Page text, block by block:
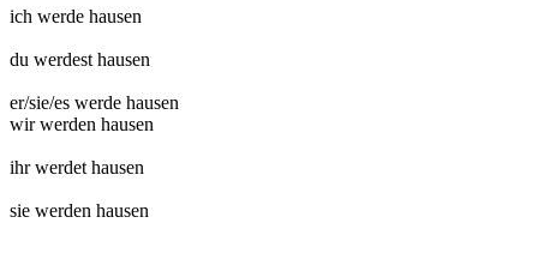
ich werde hausen
du werdest hausen
er/sie/es werde hausen
wir werden hausen
ihr werdet hausen
sie werden hausen